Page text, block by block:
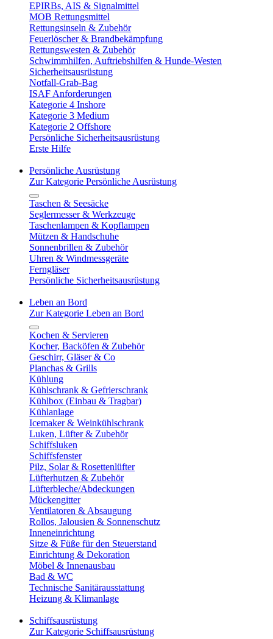
EPIRBs, AIS & Signalmittel
MOB Rettungsmittel
Rettungsinseln & Zubehör
Feuerlöscher & Brandbekämpfung
Rettungswesten & Zubehör
Schwimmhilfen, Auftriebshilfen & Hunde-Westen
Sicherheitsausrüstung
Notfall-Grab-Bag
ISAF Anforderungen
Kategorie 4 Inshore
Kategorie 3 Medium
Kategorie 2 Offshore
Persönliche Sicherheitsausrüstung
Erste Hilfe
Persönliche Ausrüstung
Zur Kategorie Persönliche Ausrüstung
Taschen & Seesäcke
Seglermesser & Werkzeuge
Taschenlampen & Kopflampen
Mützen & Handschuhe
Sonnenbrillen & Zubehör
Uhren & Windmessgeräte
Ferngläser
Persönliche Sicherheitsausrüstung
Leben an Bord
Zur Kategorie Leben an Bord
Kochen & Servieren
Kocher, Backöfen & Zubehör
Geschirr, Gläser & Co
Planchas & Grills
Kühlung
Kühlschrank & Gefrierschrank
Kühlbox (Einbau & Tragbar)
Kühlanlage
Icemaker & Weinkühlschrank
Luken, Lüfter & Zubehör
Schiffsluken
Schiffsfenster
Pilz, Solar & Rosettenlüfter
Lüfterhutzen & Zubehör
Lüfterbleche/Abdeckungen
Mückengitter
Ventilatoren & Absaugung
Rollos, Jalousien & Sonnenschutz
Inneneinrichtung
Sitze & Füße für den Steuerstand
Einrichtung & Dekoration
Möbel & Innenausbau
Bad & WC
Technische Sanitärausstattung
Heizung & Klimanlage
Schiffsausrüstung
Zur Kategorie Schiffsausrüstung